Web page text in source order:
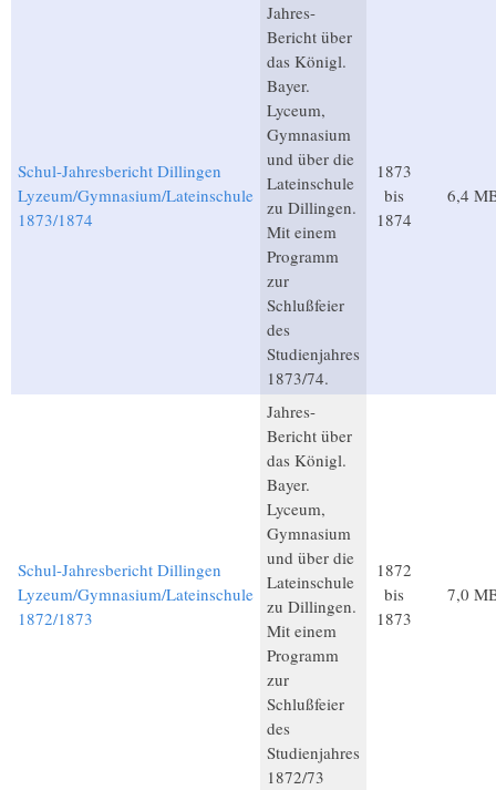
Schul-Jahresbericht Dillingen
Lyzeum/Gymnasium/Lateinschule
1873/1874
Jahres-
Bericht über
das Königl.
Bayer.
Lyceum,
Gymnasium
und über die
Lateinschule
zu Dillingen.
Mit einem
Programm
zur
Schlußfeier
des
Studienjahres
1873/74.
1873
bis
1874
6,4
Schul-Jahresbericht Dillingen
Lyzeum/Gymnasium/Lateinschule
1872/1873
Jahres-
Bericht über
das Königl.
Bayer.
Lyceum,
Gymnasium
und über die
Lateinschule
zu Dillingen.
Mit einem
Programm
zur
Schlußfeier
des
Studienjahres
1872/73
1872
bis
1873
7,0